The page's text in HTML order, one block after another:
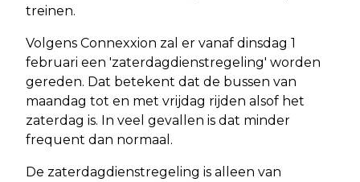
treinen.
Volgens Connexxion zal er vanaf dinsdag 1
februari een 'zaterdagdienstregeling' worden
gereden. Dat betekent dat de bussen van
maandag tot en met vrijdag rijden alsof het
zaterdag is. In veel gevallen is dat minder
frequent dan normaal.
De zaterdagdienstregeling is alleen van